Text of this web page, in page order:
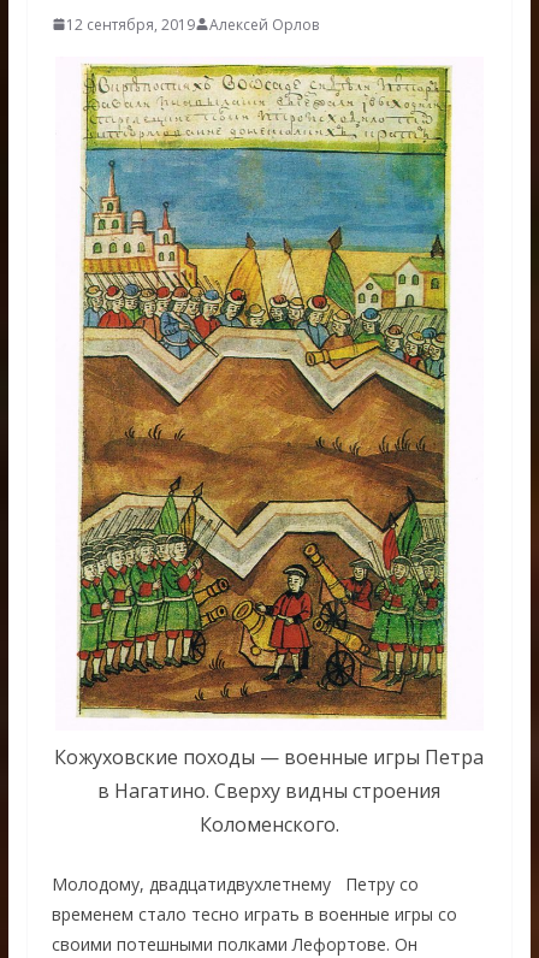
12 сентября, 2019 Алексей Орлов
Кожуховские походы — военные игры Петра
в Нагатино. Сверху видны строения
Коломенского.
Молодому, двадцатидвухлетнему Петру со
временем стало тесно играть в военные игры со
своими потешными полками Лефортове. Он